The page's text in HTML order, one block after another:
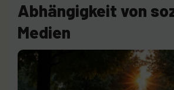
Abhängigkeit von
Medien